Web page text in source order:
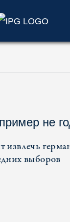
не
извлечь
выборов